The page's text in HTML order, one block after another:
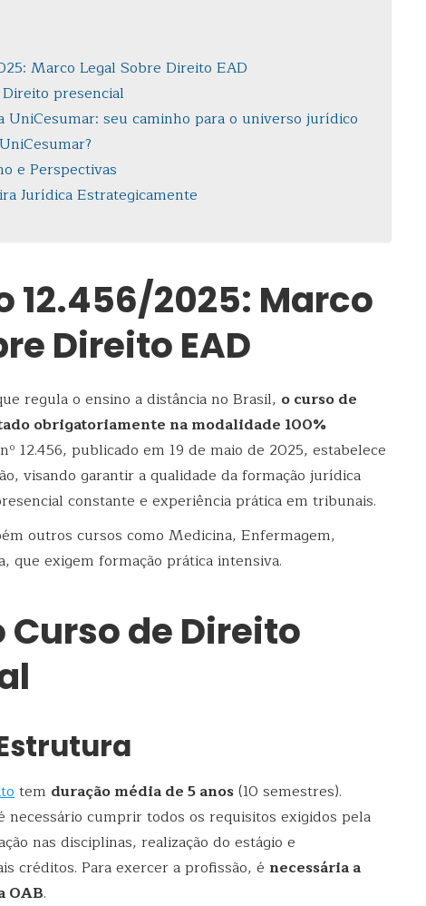
Marco Legal Sobre Direito EAD
presencial
UniCesumar: seu caminho para o universo jurídico
e Perspectivas
Jurídica Estrategicamente
12.456/2025: Marco
Direito EAD
regula o ensino a distância no Brasil, o curso de
obrigatoriamente na modalidade 100%
12.456, publicado em 19 de maio de 2025, estabelece
visando garantir a qualidade da formação jurídica
constante e experiência prática em tribunais.
outros cursos como Medicina, Enfermagem,
que exigem formação prática intensiva.
Curso de Direito
tem duração média de 5 anos(10 semestres).
necessário cumprir todos os requisitos exigidos pela
nas disciplinas, realização do estágio e
créditos. Para exercer a profissão, é necessária a
OAB.